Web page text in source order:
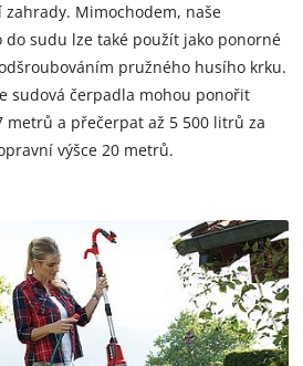
zahrady. Mimochodem, naše
sudu lze také použít jako ponorné
pružného husího krku.
sudová čerpadla mohou ponořit
metrů a přečerpat až 5 500 litrů za
výšce 20 metrů.